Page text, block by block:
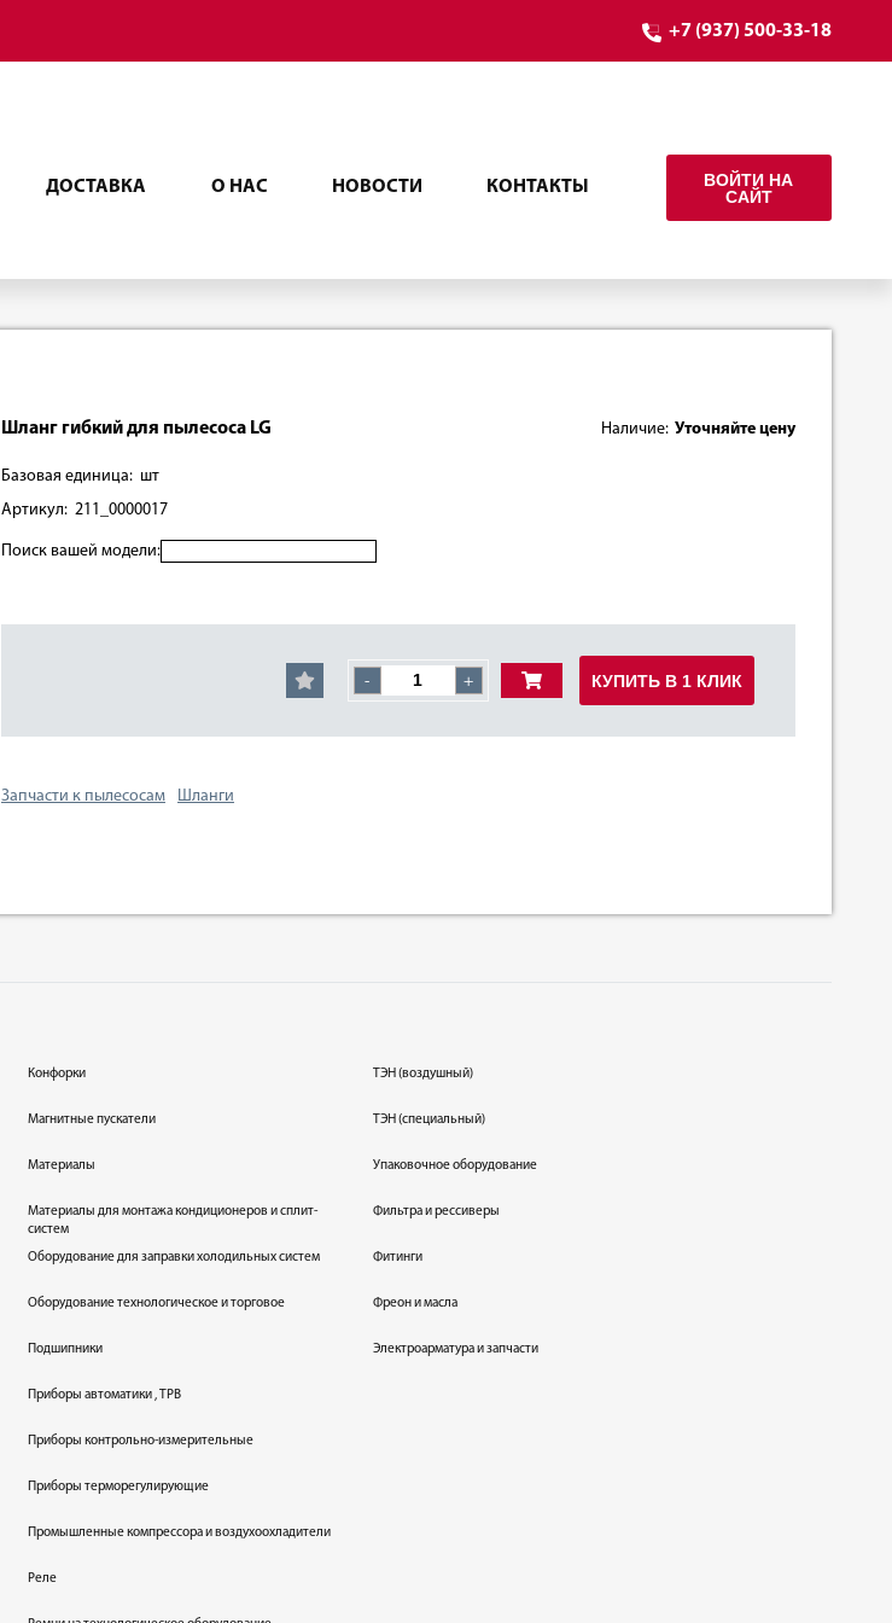
+7 (937) 500-33-18
ДОСТАВКА О НАС НОВОСТИ КОНТАКТЫ
ВОЙТИ НА
САЙТ
Шланг гибкий для пылесоса LG Наличие: Уточняйте цену
Базовая единица: шт
Артикул: 211_0000017
Поиск вашей модели:
- + КУПИТЬ В 1 КЛИК
Запчасти к пылесосам Шланги
Конфорки
Магнитные пускатели
Материалы
Материалы для монтажа кондиционеров и сплит-
систем
Оборудование для заправки холодильных систем
Оборудование технологическое и торговое
Подшипники
Приборы автоматики , ТРВ
Приборы контрольно-измерительные
Приборы терморегулирующие
Промышленные компрессора и воздухоохладители
Реле
ТЭН (воздушный)
ТЭН (специальный)
Упаковочное оборудование
Фильтра и рессиверы
Фитинги
Фреон и масла
Электроарматура и запчасти